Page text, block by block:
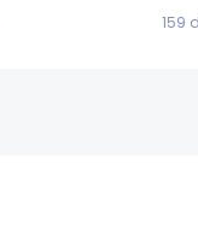
159